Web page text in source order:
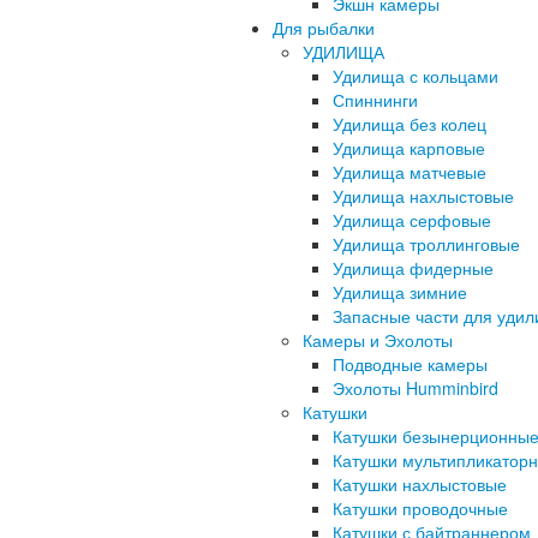
Для рыбалки
УДИЛИЩА
Удилища с кольцами
Спиннинги
Удилища без колец
Удилища карповые
Удилища матчевые
Удилища нахлыстовые
Удилища серфовые
Удилища троллинговые
Удилища фидерные
Удилища зимние
Запасные части для
Камеры и Эхолоты
Подводные камеры
Эхолоты Humminbird
Катушки
Катушки безынерционные
Катушки
Катушки нахлыстовые
Катушки проводочные
Катушки с байтраннером